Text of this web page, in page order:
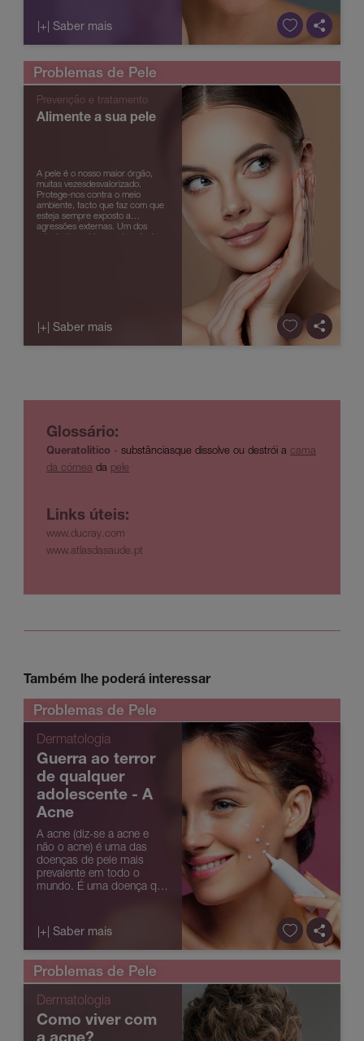
|+| Saber mais
Problemas de Pele
Prevenção e tratamento
Alimente a sua pele
A pele é o nosso maior órgão,
muitas vezesdesvalorizado.
Protege-nos contra o meio
ambiente, facto que faz com que
esteja sempre exposto a
agressões externas. Um dos
principais problemas de pele é a
|+| Saber mais
Glossário:
Queratolítico - substânciasque dissolve ou destrói a cama
da córnea da pele
Links úteis:
www.ducray.com
www.atlasdasaude.pt
Também lhe poderá interessar
Problemas de Pele
Dermatologia
Guerra ao terror
de qualquer
adolescente - A
Acne
A acne (diz-se a acne e
não o acne) é uma das
doenças de pele mais
prevalente em todo o
mundo. É uma doença que
pode persistir até aos 20 –
30 anos. A acne, no
entanto, não está restrita à
adolescência tendo ...
|+| Saber mais
Problemas de Pele
Dermatologia
Como viver com
a acne?